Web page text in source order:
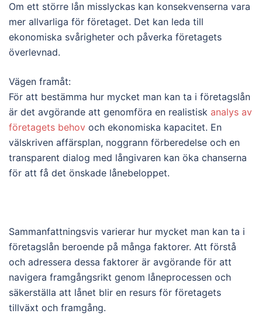
Om ett större lån misslyckas kan konsekvenserna vara
mer allvarliga för företaget. Det kan leda till
ekonomiska svårigheter och påverka företagets
överlevnad.
Vägen framåt:
För att bestämma hur mycket man kan ta i företagslån
är det avgörande att genomföra en realistisk analys av
företagets behov och ekonomiska kapacitet. En
välskriven affärsplan, noggrann förberedelse och en
transparent dialog med långivaren kan öka chanserna
för att få det önskade lånebeloppet.
Sammanfattningsvis varierar hur mycket man kan ta i
företagslån beroende på många faktorer. Att förstå
och adressera dessa faktorer är avgörande för att
navigera framgångsrikt genom låneprocessen och
säkerställa att lånet blir en resurs för företagets
tillväxt och framgång.